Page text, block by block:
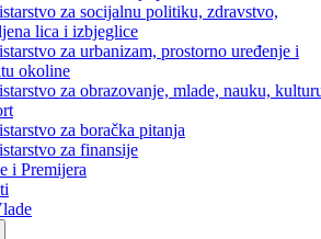
za privredu
za pravosuđe, upravu i radne odnose
za unutrašnje poslove
za socijalnu politiku, zdravstvo,
lica i izbjeglice
za urbanizam, prostorno uređenje i
okoline
za obrazovanje, mlade, nauku,
za boračka pitanja
za finansije
i Premijera